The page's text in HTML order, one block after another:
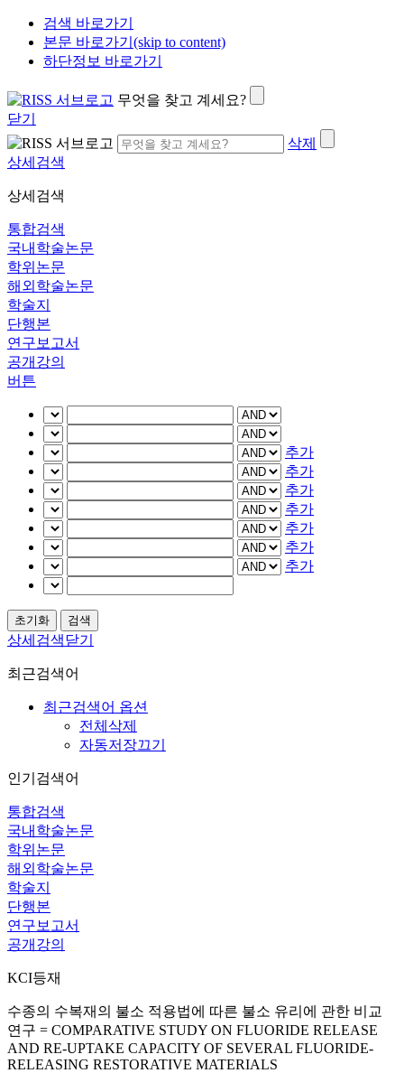
검색 바로가기
본문 바로가기(skip to content)
하단정보 바로가기
무엇을 찾고 계세요?
닫기
삭제
상세검색
상세검색
통합검색
국내학술논문
학위논문
해외학술논문
학술지
단행본
연구보고서
공개강의
버튼
추가
추가
추가
추가
추가
추가
추가
상세검색닫기
최근검색어
최근검색어 옵션
전체삭제
자동저장끄기
인기검색어
통합검색
국내학술논문
학위논문
해외학술논문
학술지
단행본
연구보고서
공개강의
KCI등재
수종의 수복재의 불소 적용법에 따른 불소 유리에 관한 비교
연구 = COMPARATIVE STUDY ON FLUORIDE RELEASE
AND RE-UPTAKE CAPACITY OF SEVERAL FLUORIDE-
RELEASING RESTORATIVE MATERIALS